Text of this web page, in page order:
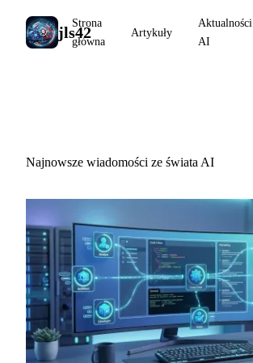
jls42
Strona
główna
Artykuły
Aktualności
AI
Najnowsze wiadomości ze świata AI